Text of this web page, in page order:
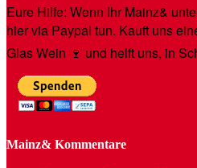
Eure Hilfe: Wenn Ihr Mainz&
hier via Paypal tun. Kauft uns
Glas Wein 🍷 und helft uns, in
Mainz& Kommentare